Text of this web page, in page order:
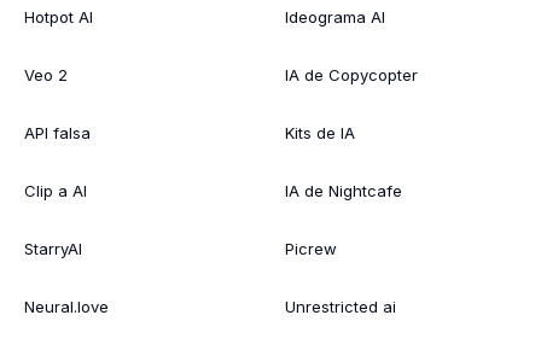
Hotpot AI
Veo 2
API falsa
Clip a AI
StarryAI
Neural.love
Ideograma AI
IA de Copycopter
Kits de IA
IA de Nightcafe
Picrew
Unrestricted ai